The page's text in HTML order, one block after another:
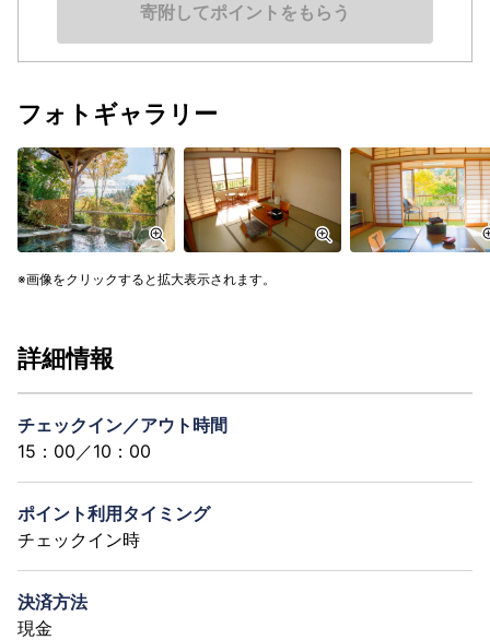
寄附してポイントをもらう
フォトギャラリー
画像をクリックすると拡大表示されます。
詳細情報
チェックイン／アウト時間
15：00／10：00
ポイント利用タイミング
チェックイン時
決済方法
現金